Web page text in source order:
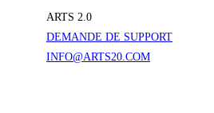
ARTS 2.0
DEMANDE DE SUPPORT
INFO@ARTS20.COM